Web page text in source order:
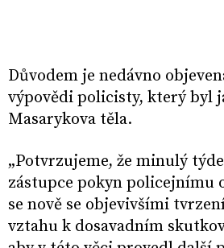
Důvodem je nedávno
výpovědi policisty, který byl
Masarykova těla.
„Potvrzujeme, že minulý
zástupce pokyn policejnímu
se nově se objevivšími
vztahu k dosavadním